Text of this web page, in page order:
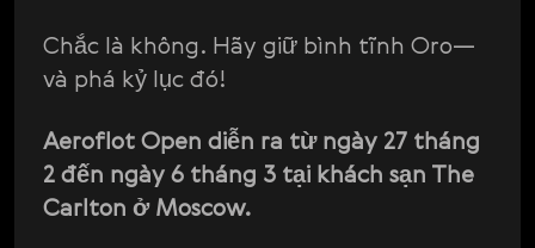
Chắc là không. Hãy giữ bình tĩnh Oro—
và phá kỷ lục đó!
Aeroflot Open diễn ra từ ngày 27 tháng
2 đến ngày 6 tháng 3 tại khách sạn The
Carlton ở Moscow.